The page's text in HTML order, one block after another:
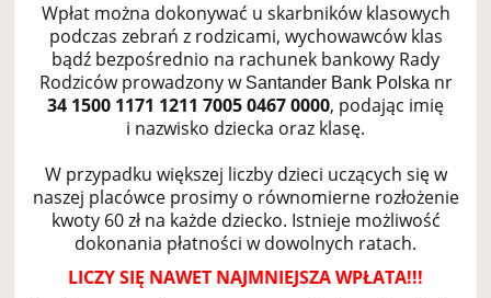
Wpłat można dokonywać u skarbników klasowych
podczas zebrań z rodzicami, wychowawców klas
bądź bezpośrednio na rachunek bankowy Rady
Rodziców prowadzony w Santander Bank Polskanr
34 1500 1171 1211 7005 0467 0000, podając imię
i nazwisko dziecka oraz klasę.
W przypadku większej liczby dzieci uczących się w
naszej placówce prosimy o równomierne rozłożenie
kwoty 60 zł na każde dziecko. Istnieje możliwość
dokonania płatności w dowolnych ratach.
LICZY SIĘ NAWET NAJMNIEJSZA WPŁATA!!!